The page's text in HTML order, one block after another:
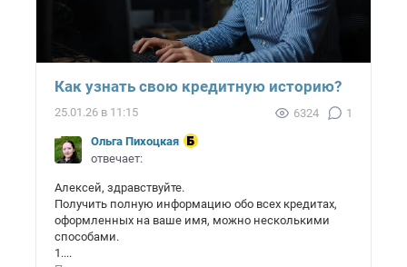
Как узнать свою кредитную историю?
25.01.26 в 11:15 6324 1
Ольга Пихоцкая
отвечает:
Алексей, здравствуйте.
Получить полную информацию обо всех кредитах,
оформленных на ваше имя, можно несколькими
способами.
1....